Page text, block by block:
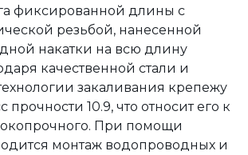
фиксированной длины с
резьбой, нанесенной
накатки на всю длину
качественной стали и
закаливания крепежу
прочности 10.9, что относит его к
При помощи
монтаж водопроводных и